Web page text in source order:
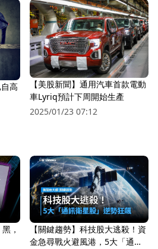
高
【美股新聞】通用汽車首款電動
車Lyriq預計下周開始生產
2025/01/23 07:12
，
【關鍵趨勢】科技股大逃殺！資
金急尋戰火避風港，5大「通訊